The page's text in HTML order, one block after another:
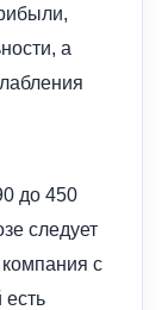
а
до 450
следует
с
есть